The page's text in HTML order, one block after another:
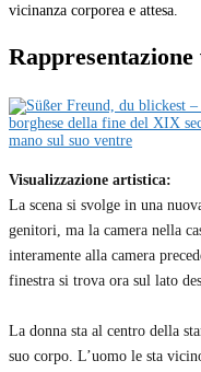
vicinanza corporea e attesa.
Visualizzazione artistica:
La scena si svolge in una
genitori, ma la camera nella
interamente alla camera
finestra si trova ora sul lato
La donna sta al centro della
suo corpo. L’uomo le sta